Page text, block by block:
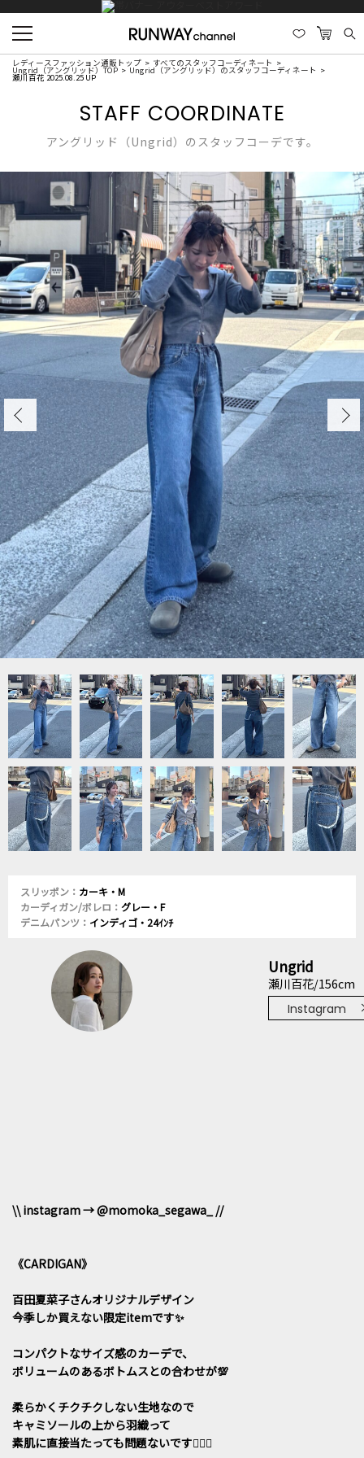
レディースファッション通販トップ すべてのスタッフコーディネート
Ungrid（アングリッド）TOP Ungrid（アングリッド）のスタッフコーディネート
瀬川百花 2025.08.25 UP
STAFF COORDINATE
アングリッド（Ungrid）のスタッフコーデです。
スリッポン： カーキ・M
カーディガン/ボレロ： グレー・F
デニムパンツ： インディゴ・24ｲﾝﾁ
Ungrid
瀬川百花/156cm
Instagram
\\ instagram → @momoka_segawa_ //
《CARDIGAN》
百田夏菜子さんオリジナルデザイン
今季しか買えない限定itemです✨
コンパクトなサイズ感のカーデで、
ボリュームのあるボトムスとの合わせが💯
柔らかくチクチクしない生地なので
キャミソールの上から羽織って
素肌に直接当たっても問題ないです🙆🏻‍♀️